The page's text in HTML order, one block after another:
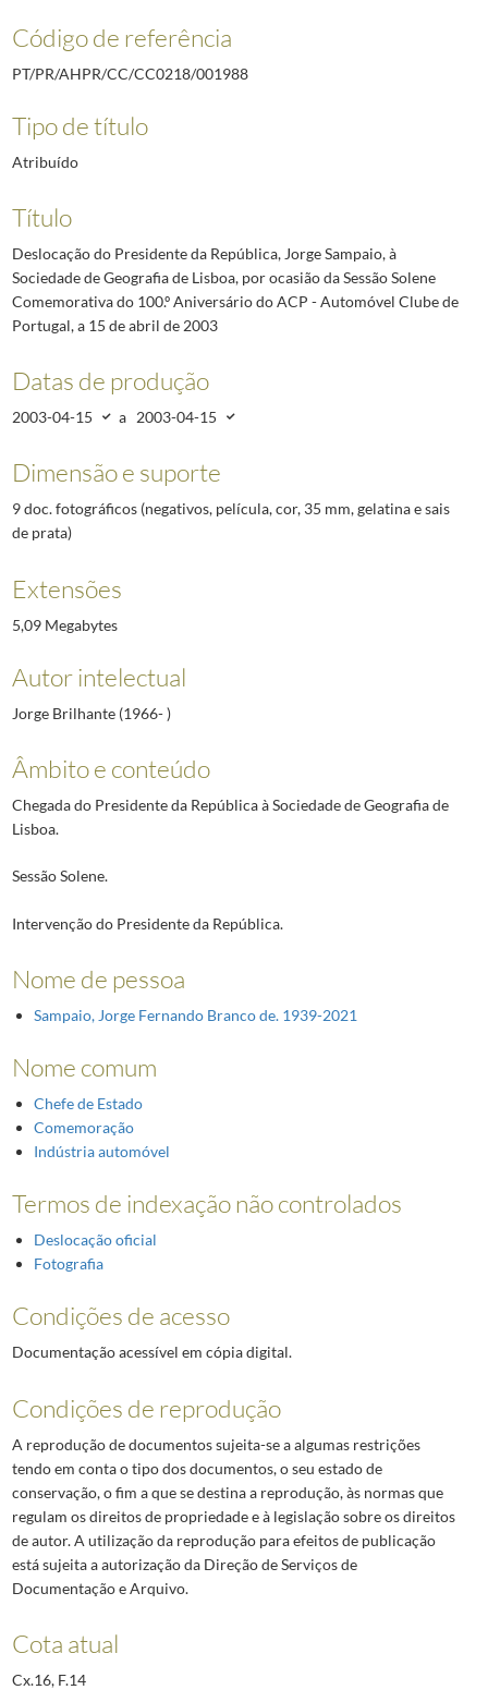
Código de referência
PT/PR/AHPR/CC/CC0218/001988
Tipo de título
Atribuído
Título
Deslocação do Presidente da República, Jorge Sampaio, à
Sociedade de Geografia de Lisboa, por ocasião da Sessão Solene
Comemorativa do 100.º Aniversário do ACP - Automóvel Clube de
Portugal, a 15 de abril de 2003
Datas de produção
2003-04-15 a 2003-04-15
Dimensão e suporte
9 doc. fotográficos (negativos, película, cor, 35 mm, gelatina e sais
de prata)
Extensões
5,09 Megabytes
Autor intelectual
Jorge Brilhante (1966- )
Âmbito e conteúdo
Chegada do Presidente da República à Sociedade de Geografia de
Lisboa.
Sessão Solene.
Intervenção do Presidente da República.
Nome de pessoa
Sampaio, Jorge Fernando Branco de. 1939-2021
Nome comum
Chefe de Estado
Comemoração
Indústria automóvel
Termos de indexação não controlados
Deslocação oficial
Fotografia
Condições de acesso
Documentação acessível em cópia digital.
Condições de reprodução
A reprodução de documentos sujeita-se a algumas restrições
tendo em conta o tipo dos documentos, o seu estado de
conservação, o fim a que se destina a reprodução, às normas que
regulam os direitos de propriedade e à legislação sobre os direitos
de autor. A utilização da reprodução para efeitos de publicação
está sujeita a autorização da Direção de Serviços de
Documentação e Arquivo.
Cota atual
Cx.16, F.14